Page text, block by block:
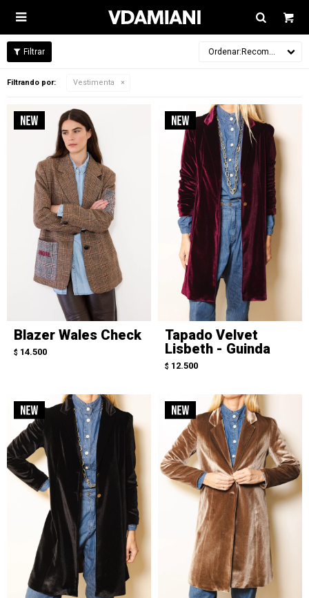

Recomendados
Filtrando por: Vestimenta
Blazer Wales Check
$ 14.500
Tapado Velvet
Lisbeth - Guinda
$ 12.500